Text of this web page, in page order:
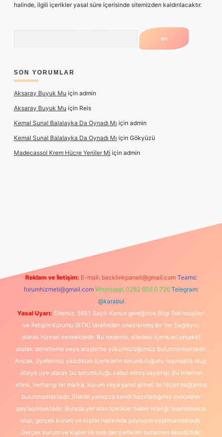
halinde, ilgili içerikler yasal süre içerisinde sitemizden kaldırılacaktır.
SON YORUMLAR
Aksaray Buyuk Mu için admin
Aksaray Buyuk Mu için Reis
Kemal Sunal Balalayka Da Oynadı Mı için admin
Kemal Sunal Balalayka Da Oynadı Mı için Gökyüzü
Madecassol Krem Hücre Yeniler Mi için admin
Reklam ve İletişim: E-mail: backlinkpaneli@gmail.com Teams:
forumhizmeti@gmail.com Whatsapp: 0262 606 0 726 Telegram:
@karabul
Yasal Uyarı: Sitemiz, 5651 Sayılı Kanun gereğince Bilgi Teknolojileri
ve İletişim Kurumu (BTK) tarafından onaylanmış bir Yer Sağlayıcı
olarak hizmet vermektedir. Bu nedenle, sitedeki içerikleri proaktif
olarak denetleme veya araştırma yükümlülüğümüz bulunmamaktadır.
Ancak, üyelerimiz yazdıkları içeriklerin sorumluluğunu taşımakta olup,
siteye üye olarak bu sorumluluğu kabul etmiş sayılırlar. Bu internet
sitesi, herhangi bir marka, kurum veya şahıs şirketi ile hiçbir bağlantısı
bulunmamaktadır. Sitede yalnızca kendi hazırladığımız makaleler
paylaşılmaktadır. Burada yer alan içerikler haber niteliği taşımamakta
olup, gerçek kurum ve kişiler hakkında paylaşım yapılmamaktadır.
Gerçek kurum ve kişiler ile isim benzerlikleri tamamen tesadüfidir.